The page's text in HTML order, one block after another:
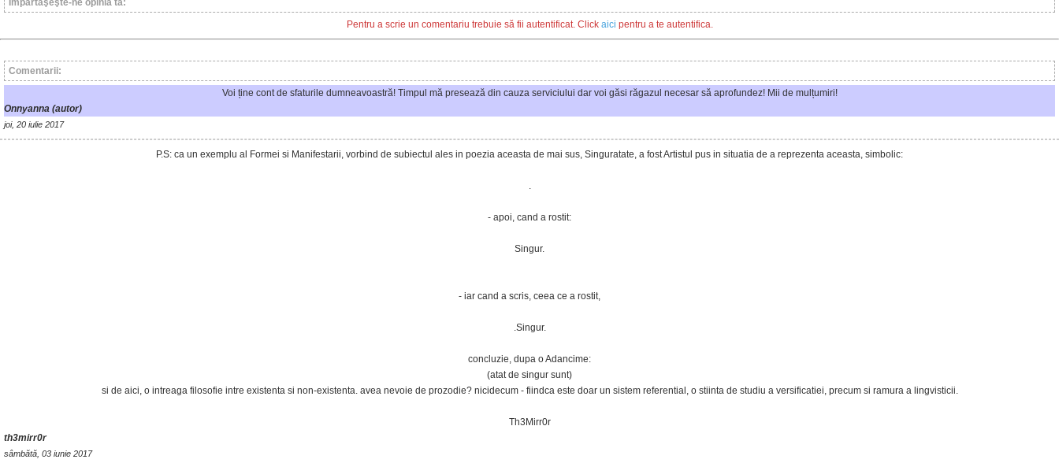
Împărtăşeşte-ne opinia ta:
Pentru a scrie un comentariu trebuie să fii autentificat. Click aici pentru a te autentifica.
Comentarii:
Voi ține cont de sfaturile dumneavoastră! Timpul mă presează din cauza serviciului dar voi găsi răgazul necesar să aprofundez! Mii de mulțumiri!
Onnyanna (autor)
joi, 20 iulie 2017
P.S: ca un exemplu al Formei si Manifestarii, vorbind de subiectul ales in poezia aceasta de mai sus, Singuratate, a fost Artistul pus in situatia de a reprezenta aceasta, simbolic:
.
- apoi, cand a rostit:
Singur.
- iar cand a scris, ceea ce a rostit,
.Singur.
concluzie, dupa o Adancime:
(atat de singur sunt)
si de aici, o intreaga filosofie intre existenta si non-existenta. avea nevoie de prozodie? nicidecum - fiindca este doar un sistem referential, o stiinta de studiu a versificatiei, precum si ramura a lingvisticii.
Th3Mirr0r
th3mirr0r
sâmbătă, 03 iunie 2017